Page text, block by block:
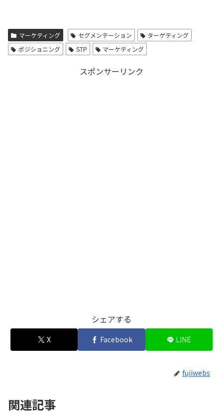
マーケティング セグメンテーション
ターゲティング
ポジショニング
STP マーケティング
スポンサーリンク
シェアする
X Facebook LINE
fujiwebs
関連記事